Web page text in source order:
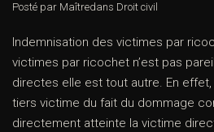
Posté par Maîtredans Droit civil
Indemnisation des victimes par
victimes par ricochet n’est pas
directes elle est tout autre. En
tiers victime du fait du dommage
directement atteinte la victime